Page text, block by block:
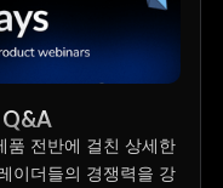
Q&A
품 전반에 걸친 상세한
이더들의 경쟁력을 강